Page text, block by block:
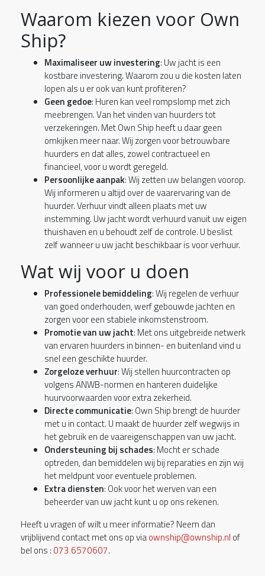
Waarom kiezen voor Own
Ship?
Maximaliseer uw investering: Uw jacht is een
kostbare investering. Waarom zou u die kosten laten
lopen als u er ook van kunt profiteren?
Geen gedoe: Huren kan veel rompslomp met zich
meebrengen. Van het vinden van huurders tot
verzekeringen. Met Own Ship heeft u daar geen
omkijken meer naar. Wij zorgen voor betrouwbare
huurders en dat alles, zowel contractueel en
financieel, voor u wordt geregeld.
Persoonlijke aanpak: Wij zetten uw belangen voorop.
Wij informeren u altijd over de vaarervaring van de
huurder. Verhuur vindt alleen plaats met uw
instemming. Uw jacht wordt verhuurd vanuit uw eigen
thuishaven en u behoudt zelf de controle. U beslist
zelf wanneer u uw jacht beschikbaar is voor verhuur.
Wat wij voor u doen
Professionele bemiddeling: Wij regelen de verhuur
van goed onderhouden, werf gebouwde jachten en
zorgen voor een stabiele inkomstenstroom.
Promotie van uw jacht: Met ons uitgebreide netwerk
van ervaren huurders in binnen- en buitenland vind u
snel een geschikte huurder.
Zorgeloze verhuur: Wij stellen huurcontracten op
volgens ANWB-normen en hanteren duidelijke
huurvoorwaarden voor extra zekerheid.
Directe communicatie: Own Ship brengt de huurder
met u in contact. U maakt de huurder zelf wegwijs in
het gebruik en de vaareigenschappen van uw jacht.
Ondersteuning bij schades: Mocht er schade
optreden, dan bemiddelen wij bij reparaties en zijn wij
het meldpunt voor eventuele problemen.
Extra diensten: Ook voor het werven van een
beheerder van uw jacht kunt u op ons rekenen.
Heeft u vragen of wilt u meer informatie? Neem dan
vrijblijvend contact met ons op viaownship@ownship.nl of
bel ons : 073 6570607.